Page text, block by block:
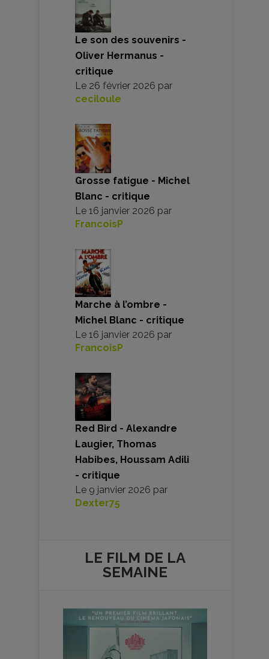
Le son des souvenirs -
Oliver Hermanus -
critique
Le 26 février 2026 par
ceciloule
Grosse fatigue - Michel
Blanc - critique
Le 16 janvier 2026 par
FrancoisP
Marche à l’ombre -
Michel Blanc - critique
Le 16 janvier 2026 par
FrancoisP
Red Bird - Alexandre
Laugier, Thomas
Habibes, Houssam Adili
- critique
Le 9 janvier 2026 par
Dexter75
LE FILM DE LA
SEMAINE